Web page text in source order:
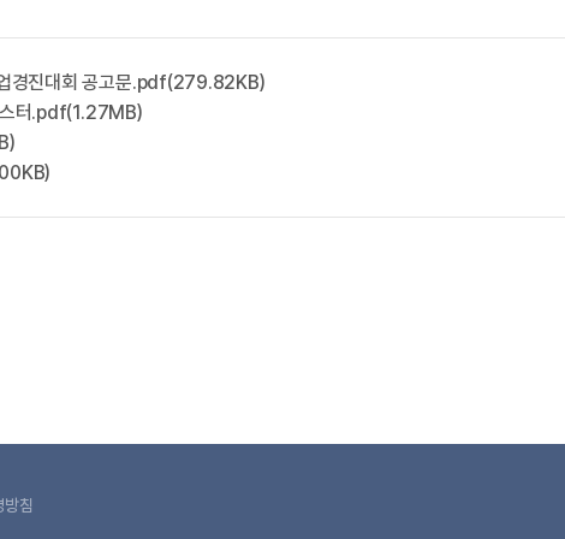
경진대회 공고문.pdf(279.82KB)
터.pdf(1.27MB)
방침